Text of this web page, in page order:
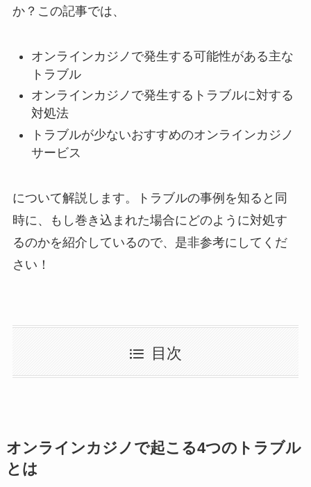
か？この記事では、
オンラインカジノで発生する可能性がある主な
トラブル
オンラインカジノで発生するトラブルに対する
対処法
トラブルが少ないおすすめのオンラインカジノ
サービス
について解説します。トラブルの事例を知ると同
時に、もし巻き込まれた場合にどのように対処す
るのかを紹介しているので、是非参考にしてくだ
さい！
目次
オンラインカジノで起こる4つのトラブル
とは